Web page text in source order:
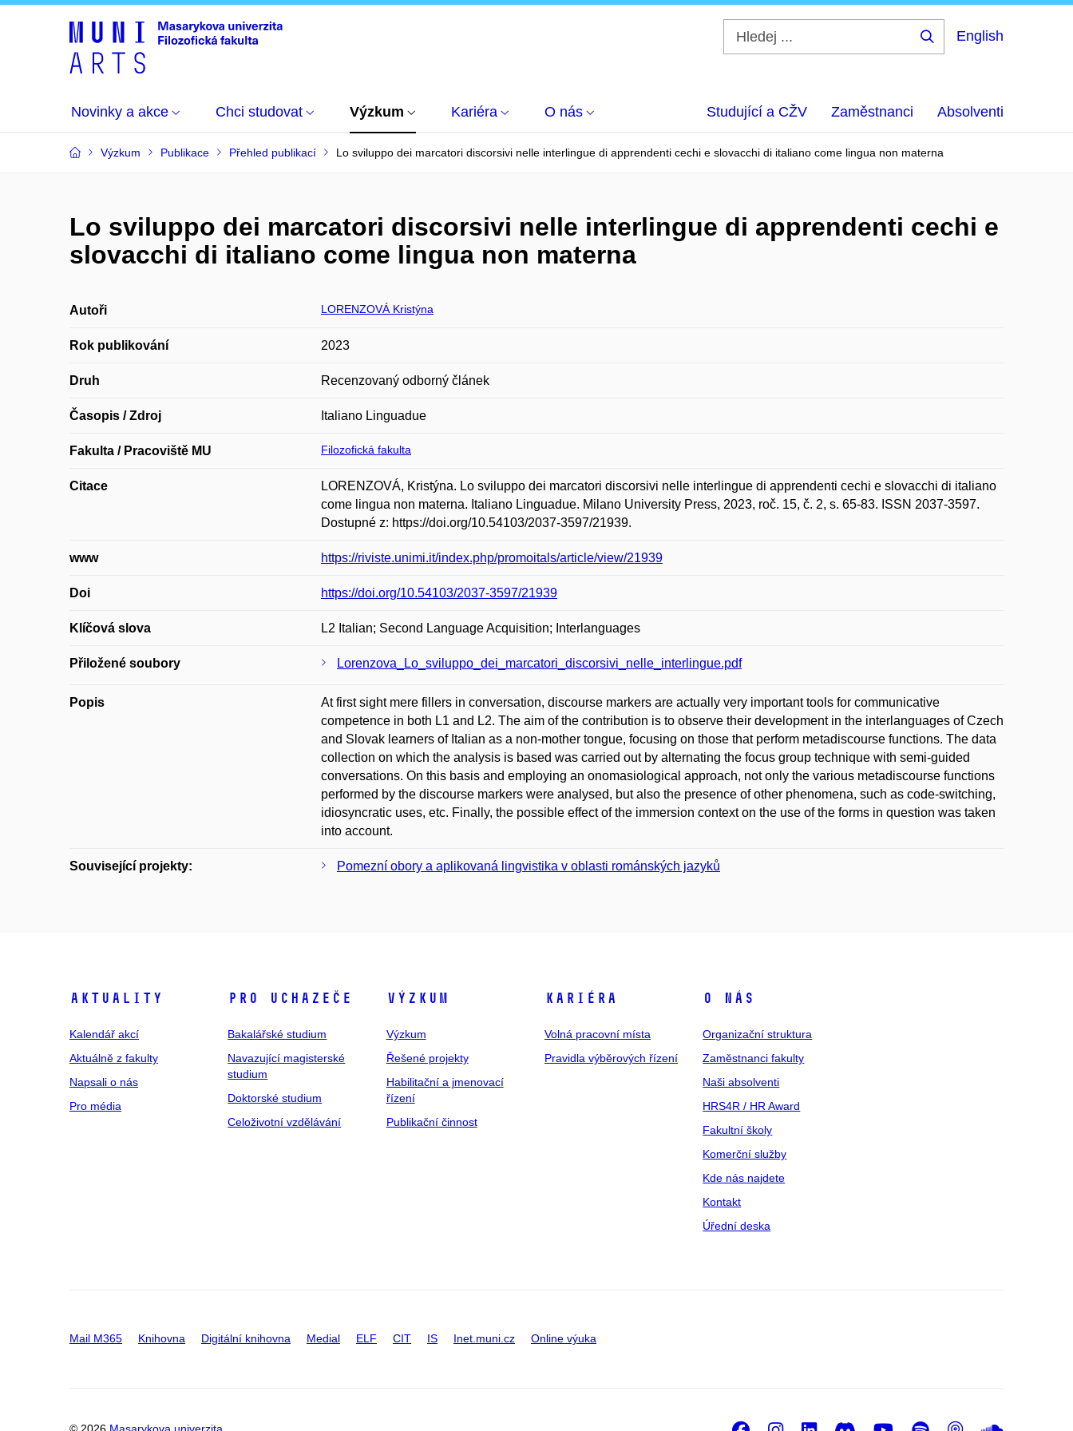
English
Novinky a akce Chci studovat Výzkum Kariéra O nás Studující a CŽV Zaměstnanci Absolventi
Výzkum Publikace Přehled publikací Lo sviluppo dei marcatori discorsivi nelle interlingue di apprendenti cechi e slovacchi di italiano come lingua non materna
Lo sviluppo dei marcatori discorsivi nelle interlingue di apprendenti cechi e
slovacchi di italiano come lingua non materna
Autoři LORENZOVÁ Kristýna
Rok publikování 2023
Druh Recenzovaný odborný článek
Časopis / Zdroj Italiano Linguadue
Fakulta / Pracoviště MU Filozofická fakulta
Citace
LORENZOVÁ, Kristýna. Lo sviluppo dei marcatori discorsivi nelle interlingue di apprendenti cechi e slovacchi di italiano
come lingua non materna. Italiano Linguadue. Milano University Press, 2023, roč. 15, č. 2, s. 65-83. ISSN 2037-3597.
Dostupné z: https://doi.org/10.54103/2037-3597/21939.
www https://riviste.unimi.it/index.php/promoitals/article/view/21939
Doi https://doi.org/10.54103/2037-3597/21939
Klíčová slova L2 Italian; Second Language Acquisition; Interlanguages
Přiložené soubory Lorenzova_Lo_sviluppo_dei_marcatori_discorsivi_nelle_interlingue.pdf
Popis
At first sight mere fillers in conversation, discourse markers are actually very important tools for communicative
competence in both L1 and L2. The aim of the contribution is to observe their development in the interlanguages of Czech
and Slovak learners of Italian as a non-mother tongue, focusing on those that perform metadiscourse functions. The data
collection on which the analysis is based was carried out by alternating the focus group technique with semi-guided
conversations. On this basis and employing an onomasiological approach, not only the various metadiscourse functions
performed by the discourse markers were analysed, but also the presence of other phenomena, such as code-switching,
idiosyncratic uses, etc. Finally, the possible effect of the immersion context on the use of the forms in question was taken
into account.
Související projekty: Pomezní obory a aplikovaná lingvistika v oblasti románských jazyků
Aktuality
Kalendář akcí
Aktuálně z fakulty
Napsali o nás
Pro média
Pro uchazeče
Bakalářské studium
Navazující magisterské
studium
Doktorské studium
Celoživotní vzdělávání
Výzkum
Výzkum
Řešené projekty
Habilitační a jmenovací
řízení
Publikační činnost
Kariéra
Volná pracovní místa
Pravidla výběrových řízení
O nás
Organizační struktura
Zaměstnanci fakulty
Naši absolventi
HRS4R / HR Award
Fakultní školy
Komerční služby
Kde nás najdete
Kontakt
Úřední deska
Mail M365 Knihovna Digitální knihovna Medial ELF CIT IS Inet.muni.cz Online výuka